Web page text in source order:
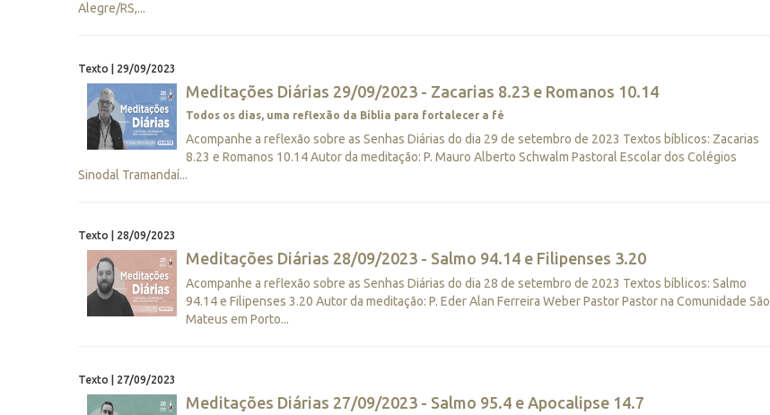
Alegre/RS,...
Texto | 29/09/2023
Meditações Diárias 29/09/2023 - Zacarias 8.23 e Romanos 10.14
Todos os dias, uma reflexão da Bíblia para fortalecer a fé
Acompanhe a reflexão sobre as Senhas Diárias do dia 29 de setembro de 2023 Textos bíblicos: Zacarias
8.23 e Romanos 10.14 Autor da meditação: P. Mauro Alberto Schwalm Pastoral Escolar dos Colégios
Sinodal Tramandaí...
Texto | 28/09/2023
Meditações Diárias 28/09/2023 - Salmo 94.14 e Filipenses 3.20
Acompanhe a reflexão sobre as Senhas Diárias do dia 28 de setembro de 2023 Textos bíblicos: Salmo
94.14 e Filipenses 3.20 Autor da meditação: P. Eder Alan Ferreira Weber Pastor Pastor na Comunidade São
Mateus em Porto...
Texto | 27/09/2023
Meditações Diárias 27/09/2023 - Salmo 95.4 e Apocalipse 14.7